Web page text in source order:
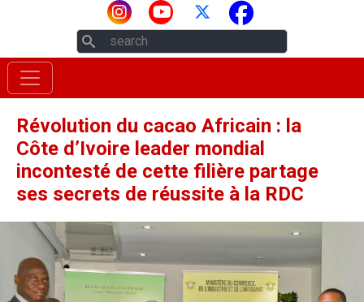
Révolution du cacao Africain : la
Côte d’Ivoire leader mondial
incontesté de cette filière partage
ses secrets de réussite à la RDC